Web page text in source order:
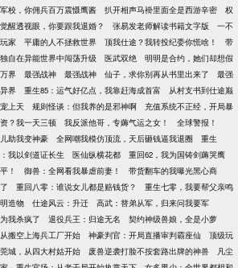
校，你佣兵百万震慑鹰酱 扒开相声马褂里面全是西游辛密
权
醒透视眼，你要跟我退婚？ 张易发老师解读书籍文字版
一不
家 平庸的人不拯救世界 顶我仕途？我转投纪委你慌啥！
带
独自在异能世界中闯荡升级 医武双绝
明明是合约，她们却想假
界 最强战神 最强战神 仙子，求你别再从书里出来了
最强
界 重生85：运气好亿点，我靠赶海成首富
从村支书到仕途巅
上天 规则怪谈：但我养的是邪神啊
充值系统不正经，开局暴
？我一天三顿 我反派他哥，专薅气运之女！
全球警报！
助我变神豪 全网嘲我模仿顶流，天后砸钱逼我退圈
重生
我以剑道证长生 医仙纵横花都
重回62，我为国铸剑薅哭鹰
！ 御兽：全网看我暴虐前妻！
带货翻车的我曝光黑心商
重回八零：谁说女儿都是赔钱货？
重生七零，我要帮父亲鸣
造物 仕途风云：升迁
高武：替弟从军，归来问我要军
我杀疯了 退役兵王：归途无名
契约神级兽娘，全是小萝
搬空上海兵工厂开始 神豪判官：开局直播审判霸座仙
顶级玩
城，从四大村姑开始 废兽逆袭打脸不按套路出牌的神兽
凡尘